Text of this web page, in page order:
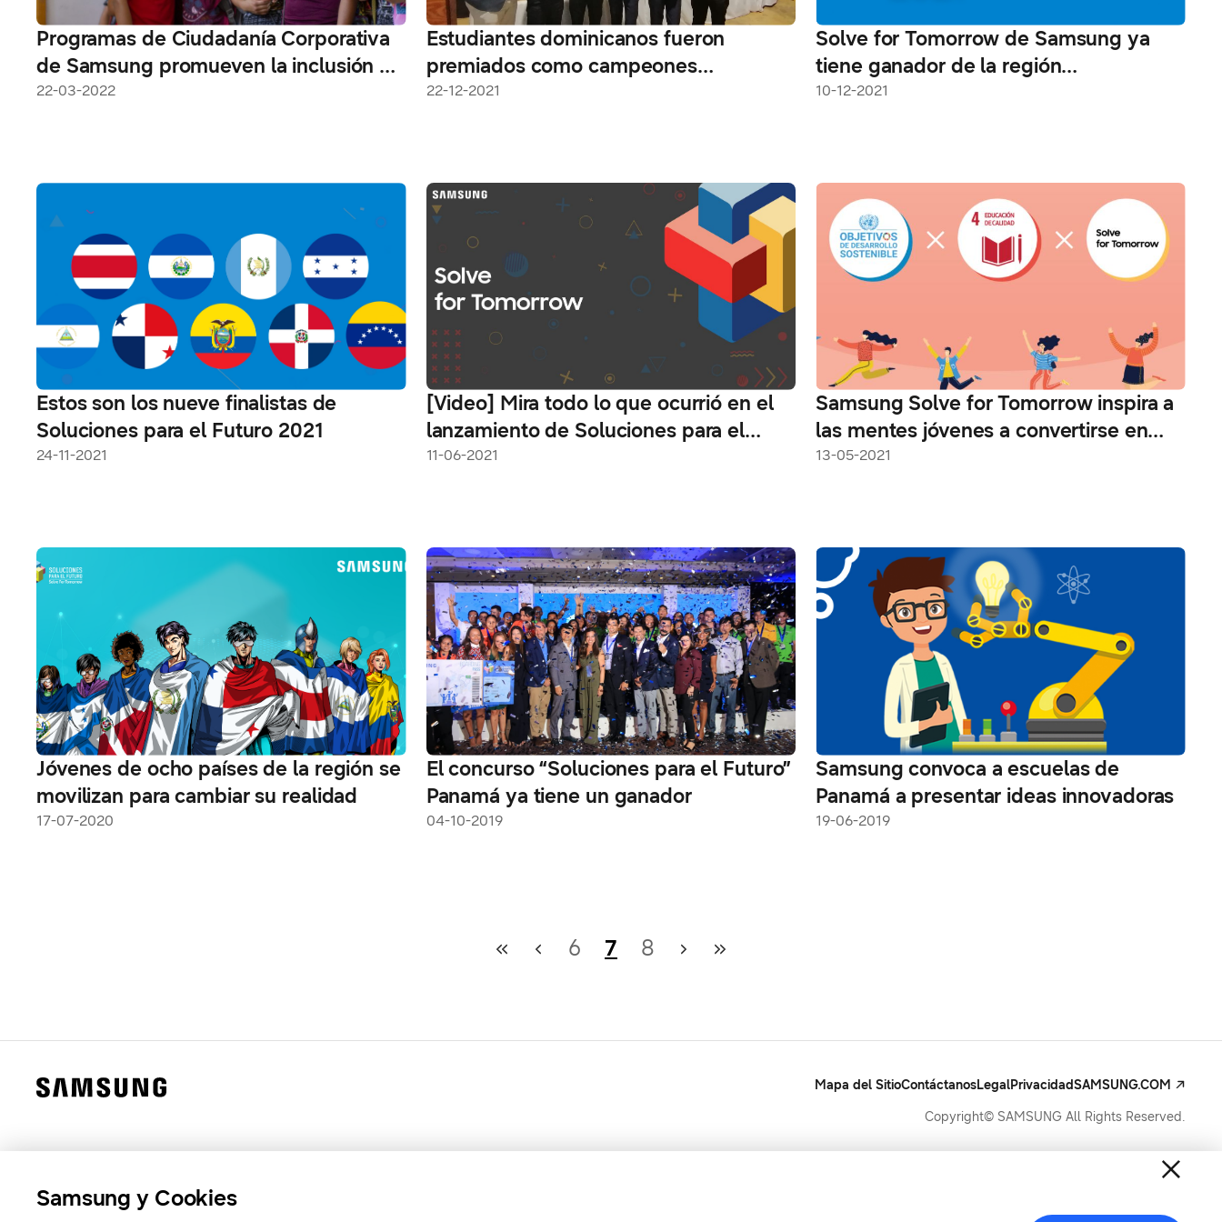
Programas de Ciudadanía Corporativa
de Samsung promueven la inclusión y
participación de niñas y jóvenes en
22-03-2022
Estudiantes dominicanos fueron
premiados como campeones
regionales del concurso Solve for
22-12-2021
Solve for Tomorrow de Samsung ya
tiene ganador de la región
Centroamérica, el Caribe, Ecuador y
10-12-2021
Estos son los nueve finalistas de
Soluciones para el Futuro 2021
24-11-2021
[Video] Mira todo lo que ocurrió en el
lanzamiento de Soluciones para el
Futuro 2021
11-06-2021
Samsung Solve for Tomorrow inspira a
las mentes jóvenes a convertirse en
semillas de cambio
13-05-2021
Jóvenes de ocho países de la región se
movilizan para cambiar su realidad
17-07-2020
El concurso “Soluciones para el Futuro”
Panamá ya tiene un ganador
04-10-2019
Samsung convoca a escuelas de
Panamá a presentar ideas innovadoras
19-06-2019
6 7 8
Mapa del SitioContáctanosLegalPrivacidadSAMSUNG.COM
Copyright© SAMSUNG All Rights Reserved.
Samsung y Cookies